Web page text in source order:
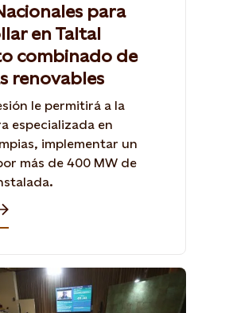
para
en Taltal
combinado de
renovables
le permitirá a la
especializada en
implementar un
más de 400 MW de